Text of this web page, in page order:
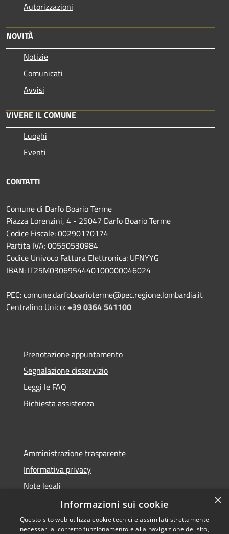
Autorizzazioni
NOVITÀ
Notizie
Comunicati
Avvisi
VIVERE IL COMUNE
Luoghi
Eventi
CONTATTI
Comune di Darfo Boario Terme
Piazza Lorenzini, 4 - 25047 Darfo Boario Terme
Codice Fiscale: 00290170174
Partita IVA: 00550530984
Codice Univoco Fattura Elettronica: UFNYYG
IBAN: IT25M0306954440100000046024
PEC: comune.darfoboarioterme@pec.regione.lombardia.it
Centralino Unico:+39 0364 541100
Prenotazione appuntamento
Segnalazione disservizio
Leggi le FAQ
Richiesta assistenza
Amministrazione trasparente
Informativa privacy
Note legali
Dichiarazione di accessibilità
×
Informazioni sui cookie
Questo sito web utilizza cookie tecnici e assimilati strettamente
necessari al corretto funzionamento e alla navigazione del sito,